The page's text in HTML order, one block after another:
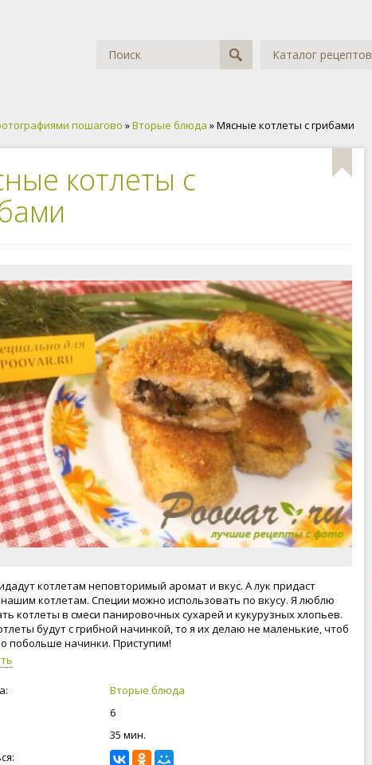
Каталог рецептов
пошагово »Вторые блюда » Мясные котлеты с грибами
котлеты с
котлетам неповторимый аромат и вкус. А лук придаст
нашим котлетам. Специи можно использовать по вкусу. Я люблю
котлеты в смеси панировочных сухарей и кукурузных хлопьев.
будут с грибной начинкой, то я их делаю не маленькие, чтоб
побольше начинки. Приступим!
Вторые блюда
6
35 мин.